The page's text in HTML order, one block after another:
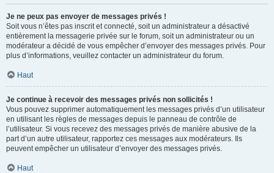
Je ne peux pas envoyer de messages privés !
Soit vous n’êtes pas inscrit et connecté, soit un administrateur a désactivé
entièrement la messagerie privée sur le forum, soit un administrateur ou un
modérateur a décidé de vous empêcher d’envoyer des messages privés. Pour
plus d’informations, veuillez contacter un administrateur du forum.
Haut
Je continue à recevoir des messages privés non sollicités !
Vous pouvez supprimer automatiquement les messages privés d’un utilisateur
en utilisant les règles de messages depuis le panneau de contrôle de
l’utilisateur. Si vous recevez des messages privés de manière abusive de la
part d’un autre utilisateur, rapportez ces messages aux modérateurs. Ils
peuvent empêcher un utilisateur d’envoyer des messages privés.
Haut